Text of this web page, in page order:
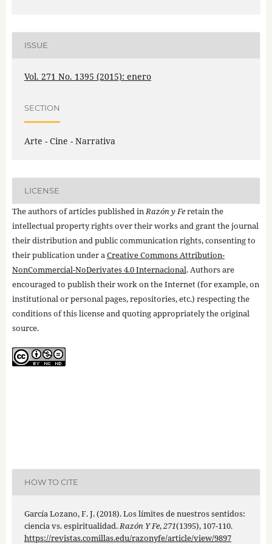
ISSUE
Vol. 271 No. 1395 (2015): enero
SECTION
Arte - Cine - Narrativa
LICENSE
The authors of articles published inRazón y Feretain the
intellectual property rights over their works and grant the journal
their distribution and public communication rights, consenting to
their publication under aCreative Commons Attribution-
NonCommercial-NoDerivates 4.0 Internacional. Authors are
encouraged to publish their work on the Internet (for example, on
institutional or personal pages, repositories, etc.) respecting the
conditions of this license and quoting appropriately the original
source.
HOW TO CITE
García Lozano, F. J. (2018). Los límites de nuestros sentidos:
ciencia vs. espiritualidad.Razón Y Fe,271(1395), 107-110.
https://revistas.comillas.edu/razonyfe/article/view/9897